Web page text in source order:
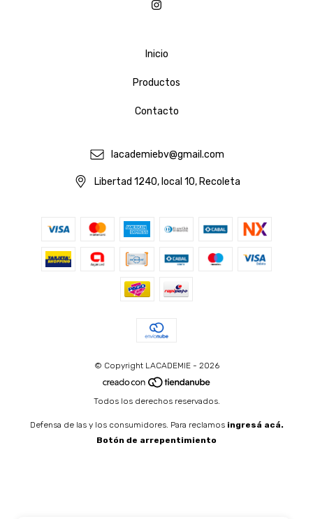
Inicio
Productos
Contacto
lacademiebv@gmail.com
Libertad 1240, local 10, Recoleta
© Copyright LACADEMIE - 2026
Todos los derechos reservados.
Defensa de las y los consumidores. Para reclamos ingresá acá.
Botón de arrepentimiento